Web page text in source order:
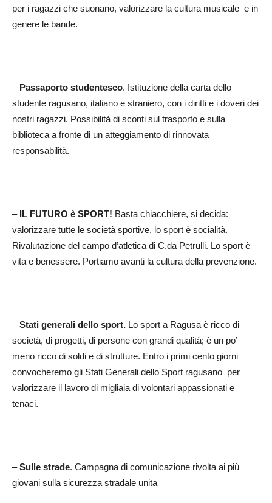
per i ragazzi che suonano, valorizzare la cultura musicale e in
genere le bande.
– Passaporto studentesco. Istituzione della carta dello
studente ragusano, italiano e straniero, con i diritti e i doveri dei
nostri ragazzi. Possibilità di sconti sul trasporto e sulla
biblioteca a fronte di un atteggiamento di rinnovata
responsabilità.
– IL FUTURO è SPORT! Basta chiacchiere, si decida:
valorizzare tutte le società sportive, lo sport è socialità.
Rivalutazione del campo d’atletica di C.da Petrulli. Lo sport è
vita e benessere. Portiamo avanti la cultura della prevenzione.
–Stati generali dello sport. Lo sport a Ragusa è ricco di
società, di progetti, di persone con grandi qualità; è un po’
meno ricco di soldi e di strutture. Entro i primi cento giorni
convocheremo gli Stati Generali dello Sport ragusano per
valorizzare il lavoro di migliaia di volontari appassionati e
tenaci.
–Sulle strade. Campagna di comunicazione rivolta ai più
giovani sulla sicurezza stradale unita